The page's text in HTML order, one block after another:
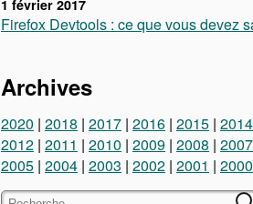
1 février 2017
Firefox Devtools : ce que vous devez
Archives
2020 2018 2017 2016 2015 2014
2012 2011 2010 2009 2008 2007
2005 2004 2003 2002 2001 2000